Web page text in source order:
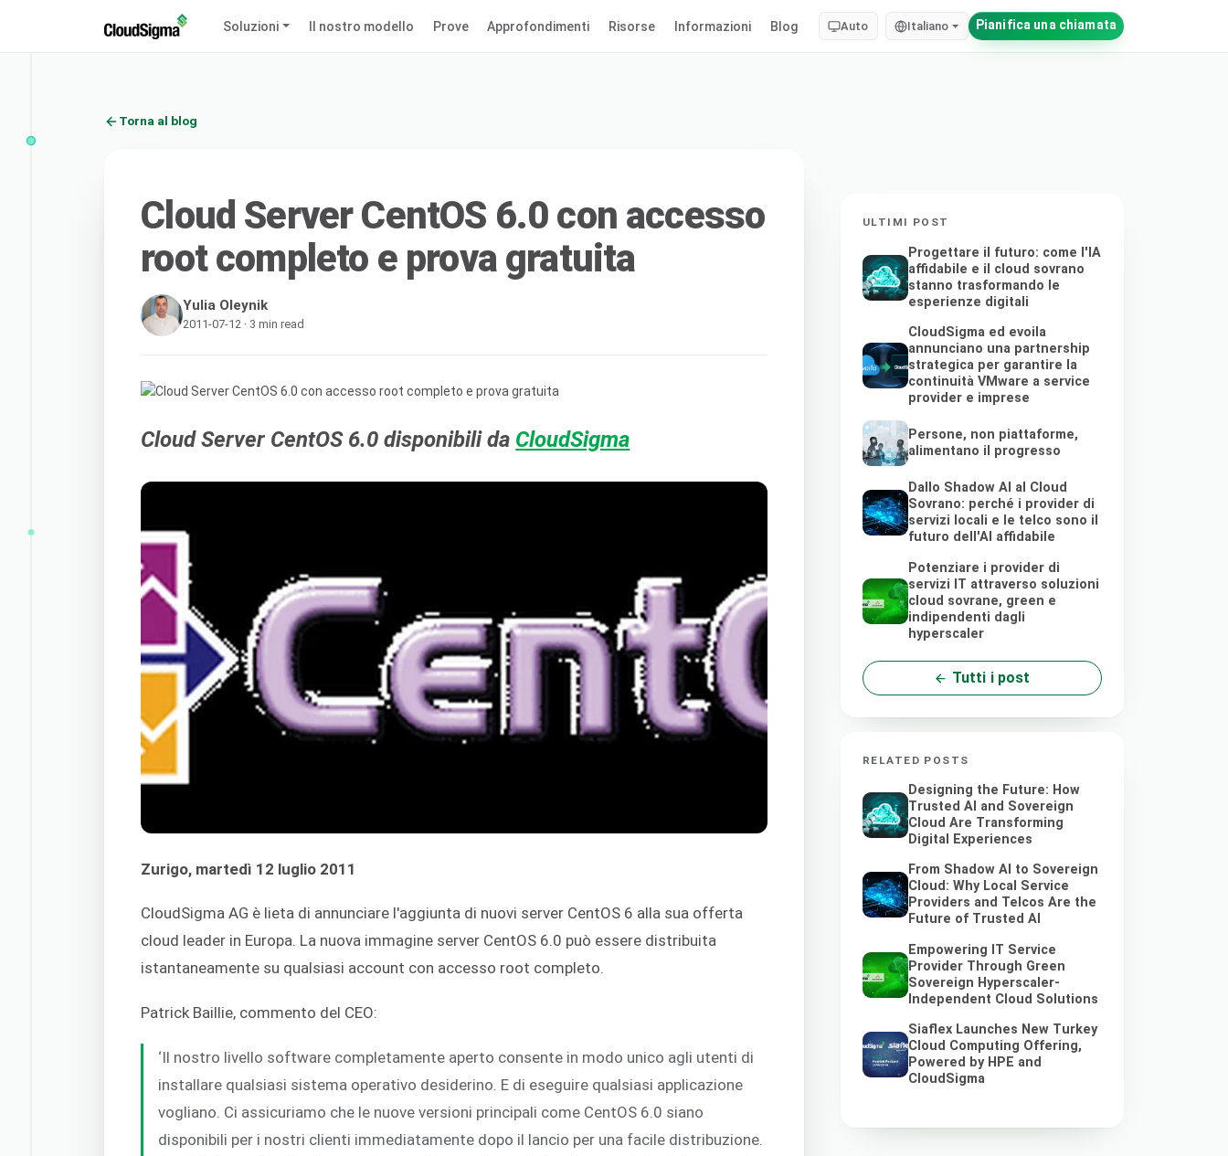
Soluzioni Il nostro modello Prove Approfondimenti Risorse Informazioni Blog Auto Italiano Pianifica una chiamata
Torna al blog
Cloud Server CentOS 6.0 con accesso
root completo e prova gratuita
Yulia Oleynik
2011-07-12 · 3 min read
Cloud Server CentOS 6.0 disponibili da CloudSigma
Zurigo, martedì 12 luglio 2011
CloudSigma AG è lieta di annunciare l'aggiunta di nuovi server CentOS 6 alla sua offerta
cloud leader in Europa. La nuova immagine server CentOS 6.0 può essere distribuita
istantaneamente su qualsiasi account con accesso root completo.
Patrick Baillie, commento del CEO:
‘Il nostro livello software completamente aperto consente in modo unico agli utenti di
installare qualsiasi sistema operativo desiderino. E di eseguire qualsiasi applicazione
vogliano. Ci assicuriamo che le nuove versioni principali come CentOS 6.0 siano
disponibili per i nostri clienti immediatamente dopo il lancio per una facile distribuzione.
ULTIMI POST
Progettare il futuro: come l'IA
affidabile e il cloud sovrano
stanno trasformando le
esperienze digitali
CloudSigma ed evoila
annunciano una partnership
strategica per garantire la
continuità VMware a service
provider e imprese
Persone, non piattaforme,
alimentano il progresso
Dallo Shadow AI al Cloud
Sovrano: perché i provider di
servizi locali e le telco sono il
futuro dell'AI affidabile
Potenziare i provider di
servizi IT attraverso soluzioni
cloud sovrane, green e
indipendenti dagli
hyperscaler
Tutti i post
RELATED POSTS
Designing the Future: How
Trusted AI and Sovereign
Cloud Are Transforming
Digital Experiences
From Shadow AI to Sovereign
Cloud: Why Local Service
Providers and Telcos Are the
Future of Trusted AI
Empowering IT Service
Provider Through Green
Sovereign Hyperscaler-
Independent Cloud Solutions
Siaflex Launches New Turkey
Cloud Computing Offering,
Powered by HPE and
CloudSigma